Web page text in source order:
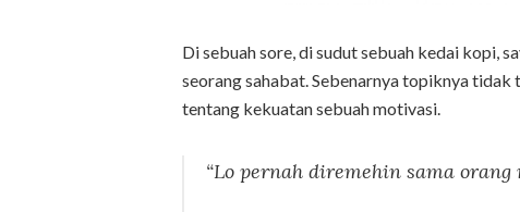
Di sebuah sore, di sudut sebuah kedai kopi,
seorang sahabat. Sebenarnya topiknya
tentang kekuatan sebuah motivasi.
“Lo pernah diremehin sama orang